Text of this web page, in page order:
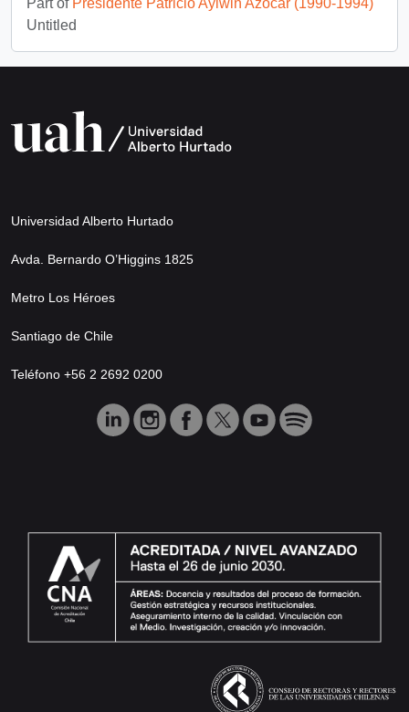
Part of Presidente Patricio Aylwin Azócar (1990-1994)
Untitled
Universidad Alberto Hurtado
Avda. Bernardo O’Higgins 1825
Metro Los Héroes
Santiago de Chile
Teléfono +56 2 2692 0200